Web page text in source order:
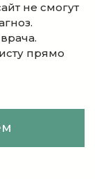
не смогут
прямо